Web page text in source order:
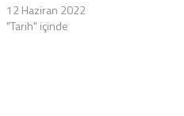
12 Haziran 2022
"Tarih" içinde